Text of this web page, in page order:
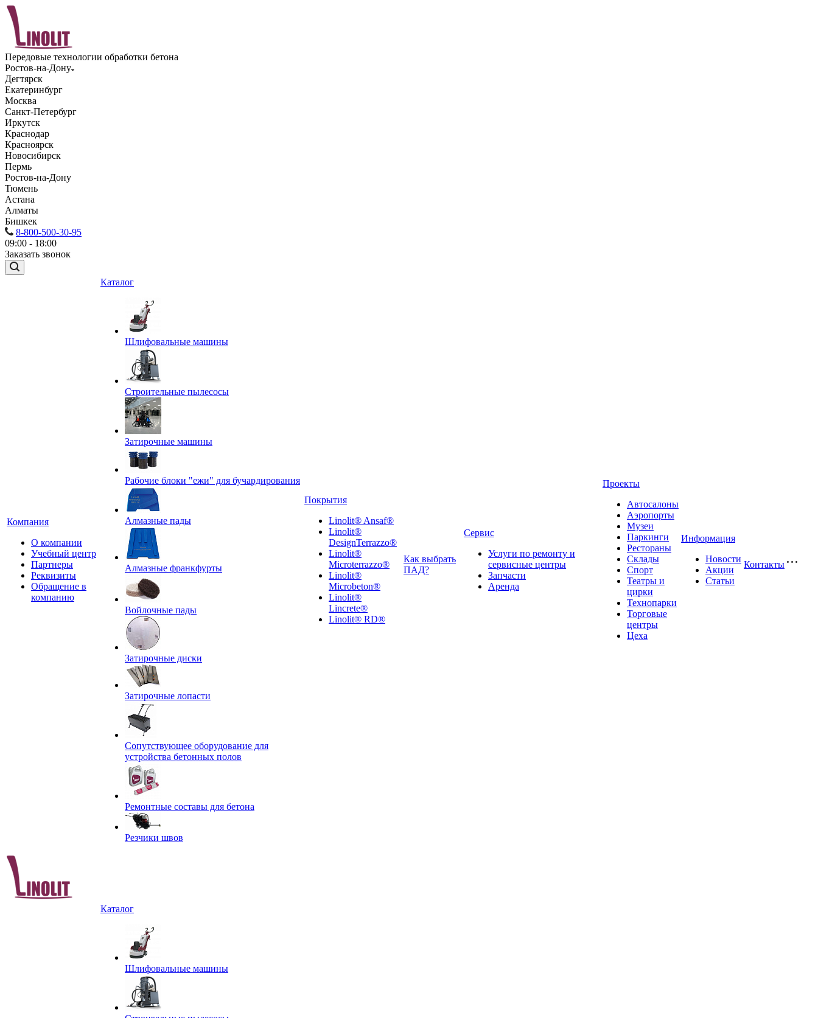
Передовые технологии обработки бетона
Ростов-на-Дону
Дегтярск
Екатеринбург
Москва
Санкт-Петербург
Иркутск
Краснодар
Красноярск
Новосибирск
Пермь
Ростов-на-Дону
Тюмень
Астана
Алматы
Бишкек
8-800-500-30-95
09:00 - 18:00
Заказать звонок
Компания
О компании
Учебный центр
Партнеры
Реквизиты
Обращение в
компанию
Каталог
Шлифовальные машины
Строительные пылесосы
Затирочные машины
Рабочие блоки "ежи" для бучардирования
Алмазные пады
Алмазные франкфурты
Войлочные пады
Затирочные диски
Затирочные лопасти
Сопутствующее оборудование для
устройства бетонных полов
Ремонтные составы для бетона
Резчики швов
Покрытия
Linolit® Ansaf®
Linolit®
DesignTerrazzo®
Linolit®
Microterrazzo®
Linolit®
Microbeton®
Linolit®
Lincrete®
Linolit® RD®
Как выбрать
ПАД?
Сервис
Услуги по ремонту и
сервисные центры
Запчасти
Аренда
Проекты
Автосалоны
Аэропорты
Музеи
Паркинги
Рестораны
Склады
Спорт
Театры и
цирки
Технопарки
Торговые
центры
Цеха
Информация
Новости
Акции
Статьи
Контакты
Каталог
Шлифовальные машины